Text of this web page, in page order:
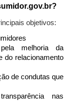
objetivos:
melhoria da
do relacionamento
de condutas que
nas